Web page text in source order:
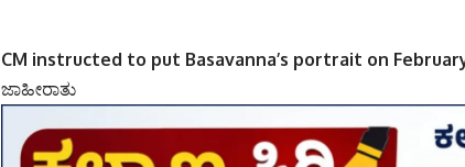
CM instructed to put Basavanna’s portrait on
ಜಾಹೀರಾತು